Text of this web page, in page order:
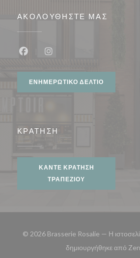
ΑΚΟΛΟΥΘΉΣΤΕ ΜΑΣ
ΕΝΗΜΕΡΩΤΙΚΌ ΔΕΛΤΊΟ
ΚΡΆΤΗΣΗ
ΚΆΝΤΕ ΚΡΆΤΗΣΗ
ΤΡΑΠΕΖΙΟΎ
© 2026 Brasserie Rosalie — Η
δημιουργήθηκε από